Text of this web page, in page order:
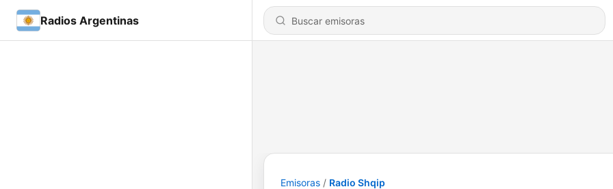
Radios Argentinas
Emisoras Radio Shqip